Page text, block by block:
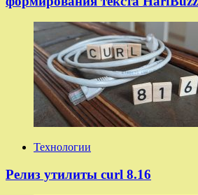
Технологии
Релиз утилиты curl 8.16